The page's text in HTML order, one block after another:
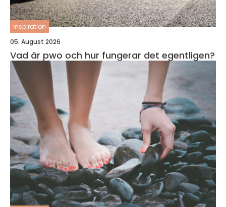
inspiration
05. August 2026
Vad är pwo och hur fungerar det egentligen?